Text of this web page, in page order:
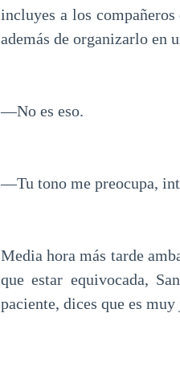
incluyes a los
además de organizarlo en
—No es eso.
—Tu tono me preocupa,
Media hora más tarde
que estar equivocada,
paciente, dices que es muy